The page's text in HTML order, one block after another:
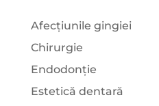
Afecțiunile gingiei
Chirurgie
Endodonție
Estetică dentară